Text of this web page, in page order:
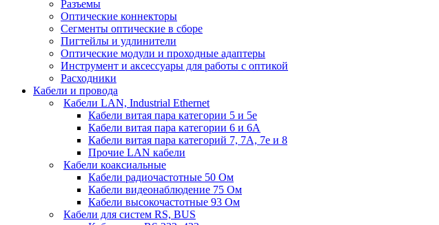
Разъемы
Оптические коннекторы
Сегменты оптические в сборе
Пигтейлы и удлинители
Оптические модули и проходные адаптеры
Инструмент и аксессуары для работы с оптикой
Расходники
Кабели и провода
Кабели LAN, Industrial Ethernet
Кабели витая пара категории 5 и 5е
Кабели витая пара категории 6 и 6A
Кабели витая пара категорий 7, 7А, 7е и 8
Прочие LAN кабели
Кабели коаксиальные
Кабели радиочастотные 50 Ом
Кабели видеонаблюдение 75 Ом
Кабели высокочастотные 93 Ом
Кабели для систем RS, BUS